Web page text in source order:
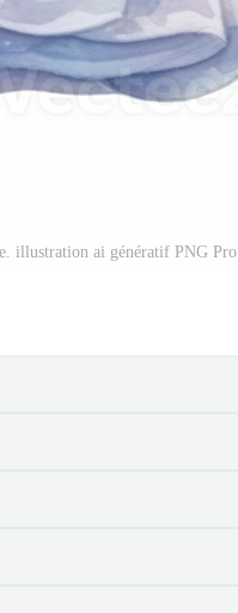
illustration ai génératif PNG Pro